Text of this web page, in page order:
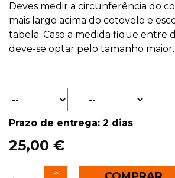
Deves medir a circunferência do
mais largo acima do cotovelo e
tabela. Caso a medida fique entre
deve-se optar pelo tamanho maior.
Prazo de entrega: 2 dias
25,00 €